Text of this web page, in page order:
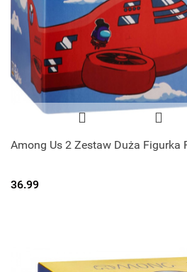
Among Us 2 Zestaw Duża Figurka
36.99